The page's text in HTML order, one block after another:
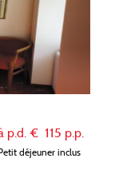
p.d. € 115 p.p.
déjeuner inclus